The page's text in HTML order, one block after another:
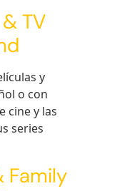
TV
y
o con
cine y las
series
Family